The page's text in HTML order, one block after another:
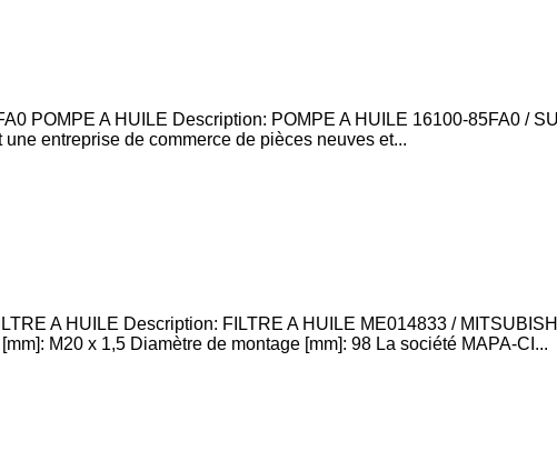
POMPE A HUILE Description: POMPE A HUILE 16100-85FA0 /
entreprise de commerce de pièces neuves et...
A HUILE Description: FILTRE A HUILE ME014833 /
M20 x 1,5 Diamètre de montage [mm]: 98 La société MAPA-CI...